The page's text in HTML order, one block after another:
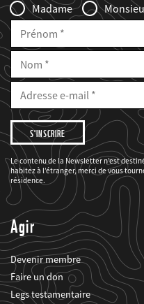
Madame
Prénom
Nom
E-
Mail
Adresse
mail
Je
souhaite
être
informé(e)
des
projets
du
WWF.
Le contenu de la Newsletter n’est
habitez à l’étranger, merci de vous
résidence.
Agir
Devenir membre
Faire un don
Legs testamentaire